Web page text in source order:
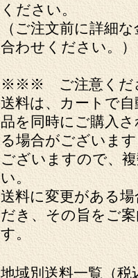
ください。
（ご注文前に詳細
合わせください。）
※※※ ご注意く
送料は、カートで
品を同時にご購入
る場合がございま
ございますので、
い。
送料に変更がある
だき、その旨をご
す。
地域別送料一覧（税